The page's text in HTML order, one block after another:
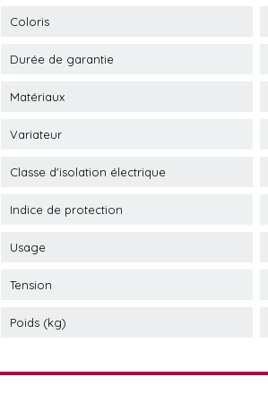
Coloris
Durée de garantie
Matériaux
Variateur
Classe d'isolation électrique
Indice de protection
Usage
Tension
Poids (kg)